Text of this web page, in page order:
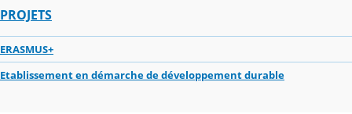
PROJETS
ERASMUS+
Etablissement en démarche de développement durable